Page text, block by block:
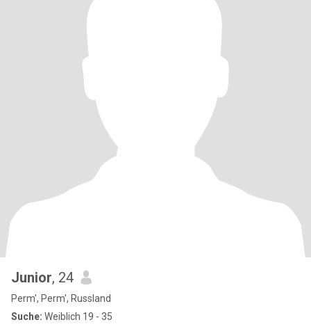
Junior, 24
Perm', Perm', Russland
Suche: Weiblich 19 - 35